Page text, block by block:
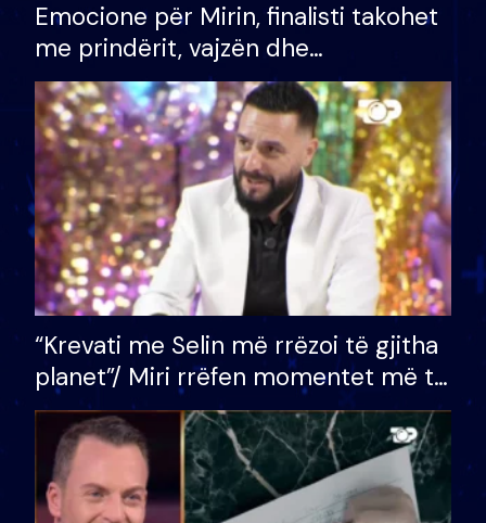
Emocione për Mirin, finalisti takohet
me prindërit, vajzën dhe
bashkëshorten: S’kemi ndonjë letër
divorci apo jo?
“Krevati me Selin më rrëzoi të gjitha
planet”/ Miri rrëfen momentet më të
bukura në shtëpinë e BB VIP: Do më
mungojë zilja e mëngjesit kur…